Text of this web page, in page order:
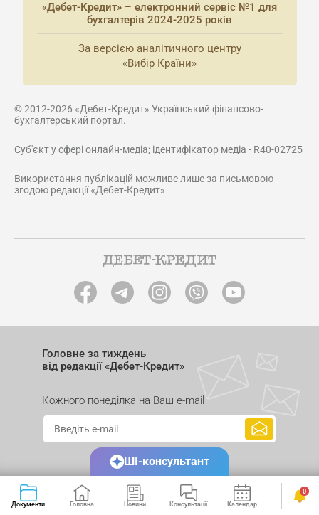
«Дебет-Кредит» – електронний сервіс №1 для
бухгалтерів 2024-2025 років
За версією аналітичного центру
«Вибір Країни»
© 2012-2026 «Дебет-Кредит» Український фінансово-
бухгалтерський портал.
Суб'єкт у сфері онлайн-медіа; ідентифікатор медіа - R40-02725
Використання публікацій можливе лише за письмовою
згодою редакції «Дебет-Кредит»
Головне за тиждень
від редакції «Дебет-Кредит»
Кожного понеділка на Ваш e-mail
Документи Головна Новини Консультації Календар Сервіси
0
ШІ-консультант